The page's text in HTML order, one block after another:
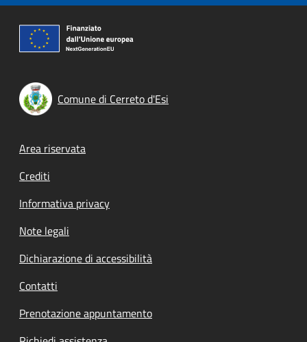
Comune di Cerreto d'Esi
Footer menu
Area riservata
Crediti
Informativa privacy
Note legali
Dichiarazione di accessibilità
Contatti
Prenotazione appuntamento